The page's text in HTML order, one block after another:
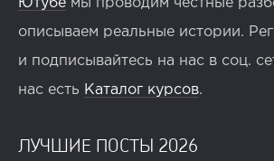
Ютубе мы проводим честные
описываем реальные истории.
и подписывайтесь на нас в соц.
нас есть Каталог курсов.
ЛУЧШИЕ ПОСТЫ 2026